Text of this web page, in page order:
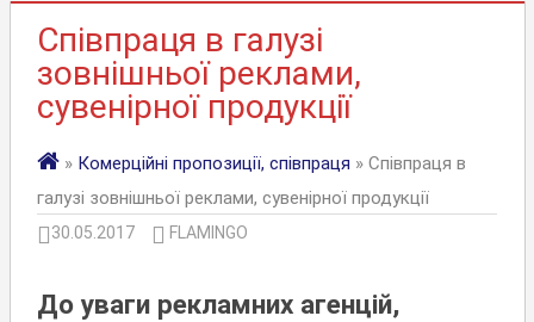
Співпраця в галузі
зовнішньої реклами,
сувенірної продукції
» Комерційні пропозиції, співпраця » Співпраця в
галузі зовнішньої реклами, сувенірної продукції
30.05.2017 FLAMINGO
До уваги рекламних агенцій,